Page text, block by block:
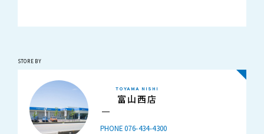
STORE BY
TOYAMA NISHI
富山西店
PHONE 076-434-4300